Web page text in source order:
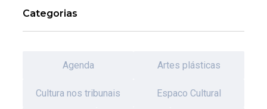
Categorias
Agenda Artes plásticas
Cultura nos tribunais Espaco Cultural